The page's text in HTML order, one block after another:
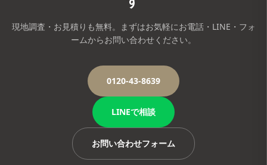
現地調査・お見積りも無料。まずはお気軽にお電話・LINE・フォ
ームからお問い合わせください。
0120-43-8639
LINEで相談
お問い合わせフォーム